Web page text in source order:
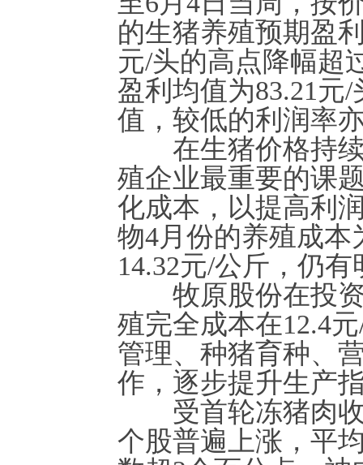
的生猪养殖预期盈
元/头的高点降幅超
盈利均值为83.21元
值，较低的利润率
在生猪价格持续
殖企业最重要的课
化成本，以提高利
物4月份的养殖成本
14.32元/公斤，仍
牧原股份在投资
殖完全成本在12.4
管理、种猪育种、
作，逐步提升生产
受首轮冻猪肉收
个股普遍上涨，平